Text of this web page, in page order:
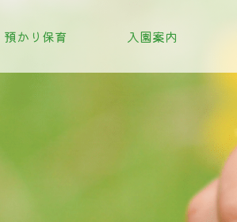
預かり保育 入園案内